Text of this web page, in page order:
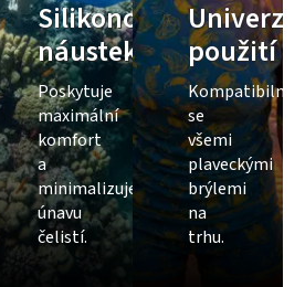
Silikonový
náustek
Poskytuje
maximální
komfort
a
minimalizuje
únavu
čelistí.
použití
Kompatibilní
se
všemi
plaveckými
brýlemi
na
trhu.